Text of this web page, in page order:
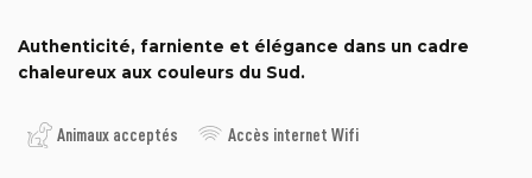
Authenticité, farniente et élégance dans un cadre
chaleureux aux couleurs du Sud.
Animaux acceptés Accès internet Wifi